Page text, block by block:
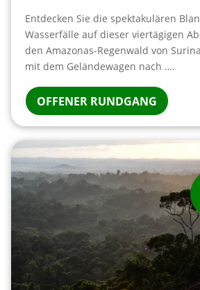
Entdecken Sie die spektakulären
Wasserfälle auf dieser viertägigen
den Amazonas-Regenwald von
mit dem Geländewagen nach ….
OFFENER RUNDGANG